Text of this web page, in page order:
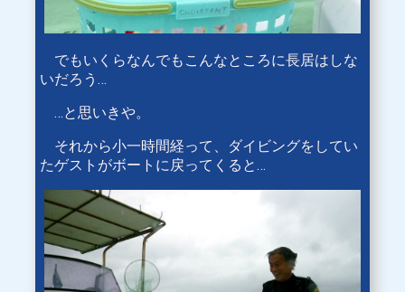
でもいくらなんでもこんなところに長居はしな
いだろう…
…と思いきや。
それから小一時間経って、ダイビングをしてい
たゲストがボートに戻ってくると…